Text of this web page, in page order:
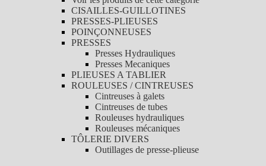
CISAILLES-GUILLOTINES
PRESSES-PLIEUSES
POINÇONNEUSES
PRESSES
Presses Hydrauliques
Presses Mecaniques
PLIEUSES A TABLIER
ROULEUSES / CINTREUSES
Cintreuses à galets
Cintreuses de tubes
Rouleuses hydrauliques
Rouleuses mécaniques
TÔLERIE DIVERS
Outillages de presse-plieuse